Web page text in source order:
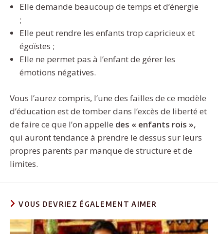
Elle demande beaucoup de temps et d’énergie
;
Elle peut rendre les enfants trop capricieux et
égoïstes ;
Elle ne permet pas à l’enfant de gérer les
émotions négatives.
Vous l’aurez compris, l’une des failles de ce modèle
d’éducation est de tomber dans l’excès de liberté et
de faire ce que l’on appelle des « enfants rois »,
qui auront tendance à prendre le dessus sur leurs
propres parents par manque de structure et de
limites.
VOUS DEVRIEZ ÉGALEMENT AIMER